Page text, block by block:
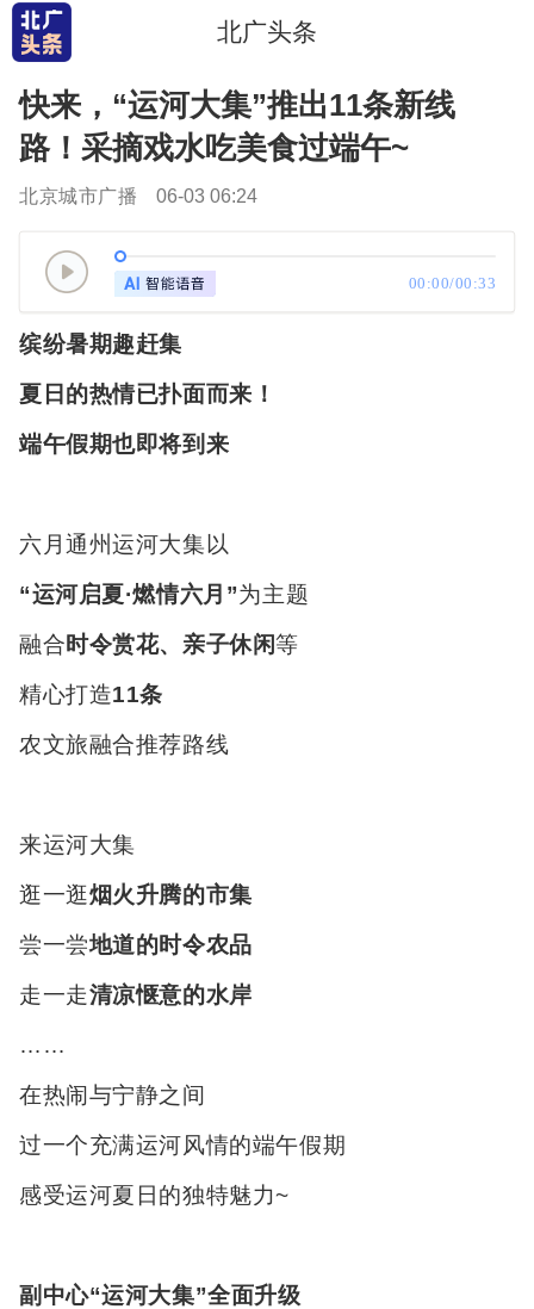
北广头条
快来，“运河大集”推出11条新线
路！采摘戏水吃美食过端午~
北京城市广播 06-03 06:24
00:00/00:33
缤纷暑期趣赶集
夏日的热情已扑面而来！
端午假期也即将到来
六月通州运河大集以
“运河启夏·燃情六月”为主题
融合时令赏花、亲子休闲等
精心打造11条
农文旅融合推荐路线
来运河大集
逛一逛烟火升腾的市集
尝一尝地道的时令农品
走一走清凉惬意的水岸
……
在热闹与宁静之间
过一个充满运河风情的端午假期
感受运河夏日的独特魅力~
副中心“运河大集”全面升级